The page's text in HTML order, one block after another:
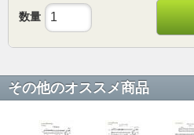
数量
その他のオススメ商品